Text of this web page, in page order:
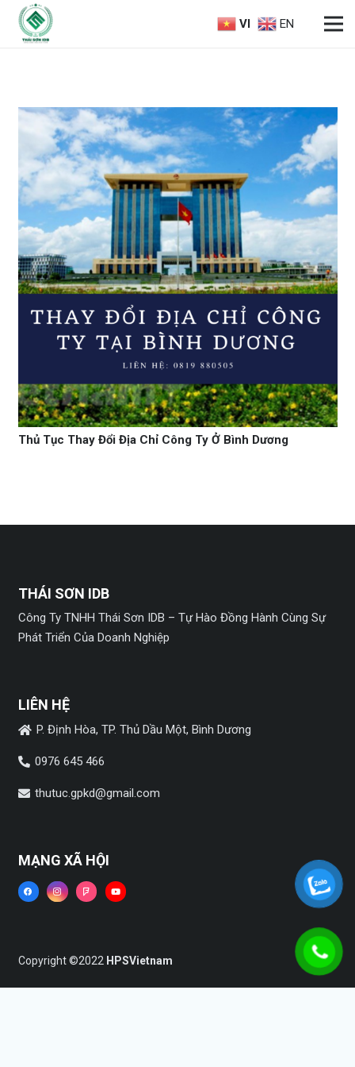
VI EN
Thủ Tục Thay Đổi Địa Chỉ Công Ty Ở Bình Dương
THÁI SƠN IDB
Công Ty TNHH Thái Sơn IDB – Tự Hào Đồng Hành Cùng Sự
Phát Triển Của Doanh Nghiệp
LIÊN HỆ
P. Định Hòa, TP. Thủ Dầu Một, Bình Dương
0976 645 466
thutuc.gpkd@gmail.com
MẠNG XÃ HỘI
Copyright ©2022 HPSVietnam